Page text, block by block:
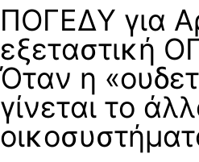
ΠΟΓΕΔΥ για
εξεταστική
Όταν η
γίνεται το